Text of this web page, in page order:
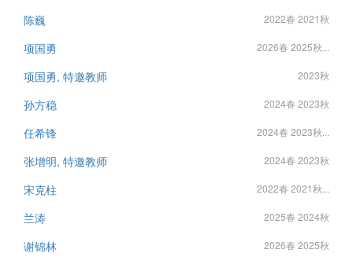
陈巍 2022春 2021秋
项国勇 2026春 2025秋...
项国勇, 特邀教师 2023秋
孙方稳 2024春 2023秋
任希锋 2024春 2023秋...
张增明, 特邀教师 2024春 2023秋
宋克柱 2022春 2021秋...
兰涛 2025春 2024秋
谢锦林 2026春 2025秋